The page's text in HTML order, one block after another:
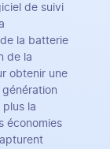
de suivi
la batterie
de la
obtenir une
génération
la
économies